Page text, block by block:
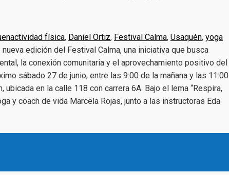
actividad física, Daniel Ortiz, Festival Calma, Usaquén, yoga
edición del Festival Calma, una iniciativa que busca
la conexión comunitaria y el aprovechamiento positivo del
sábado 27 de junio, entre las 9:00 de la mañana y las 11:00
ubicada en la calle 118 con carrera 6A. Bajo el lema “Respira,
y coach de vida Marcela Rojas, junto a las instructoras Eda